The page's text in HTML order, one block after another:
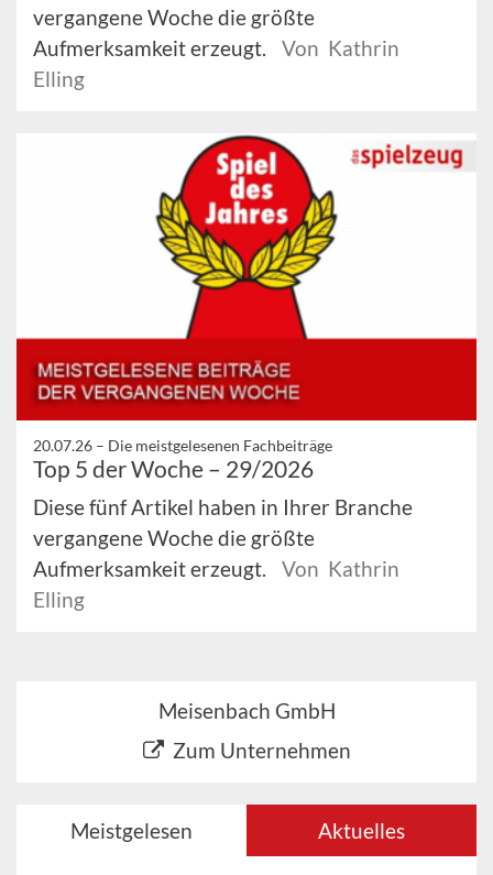
vergangene Woche die größte
Aufmerksamkeit erzeugt.
Von Kathrin
Elling
20.07.26 – Die meistgelesenen Fachbeiträge
Top 5 der Woche – 29/2026
Diese fünf Artikel haben in Ihrer Branche
vergangene Woche die größte
Aufmerksamkeit erzeugt.
Von Kathrin
Elling
Meisenbach GmbH
Zum Unternehmen
Meistgelesen Aktuelles